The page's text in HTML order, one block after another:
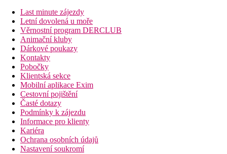
Last minute zájezdy
Letní dovolená u moře
Věrnostní program DERCLUB
Animační kluby
Dárkové poukazy
Kontakty
Pobočky
Klientská sekce
Mobilní aplikace Exim
Cestovní pojištění
Časté dotazy
Podmínky k zájezdu
Informace pro klienty
Kariéra
Ochrana osobních údajů
Nastavení soukromí